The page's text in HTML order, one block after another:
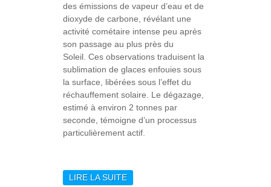
des émissions de vapeur d’eau et de
dioxyde de carbone, révélant une
activité cométaire intense peu après
son passage au plus près du
Soleil. Ces observations traduisent la
sublimation de glaces enfouies sous
la surface, libérées sous l’effet du
réchauffement solaire. Le dégazage,
estimé à environ 2 tonnes par
seconde, témoigne d’un processus
particulièrement actif.
LIRE LA SUITEDE MAJIS DÉTECTE